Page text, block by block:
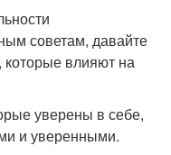
советам, давайте
влияют на
уверены в себе,
и уверенными.